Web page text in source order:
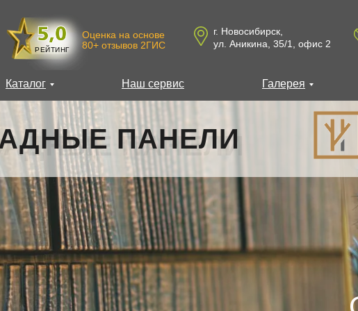
Каталог Галерея
Наш сервис
г. Новосибирск,
ул. Аникина, 35/1, офис 2
РЕЙТИНГ
Оценка на основе
80+ отзывов 2ГИС
ПАНЕЛИ
ПАНЕЛИ